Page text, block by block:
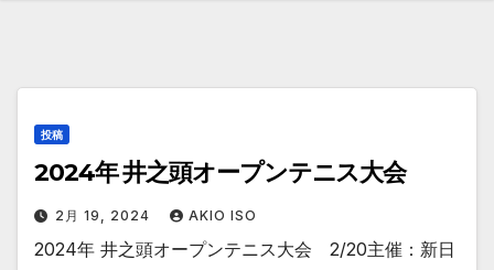
投稿
2024年 井之頭オープンテニス大会
2月 19, 2024 AKIO ISO
2024年 井之頭オープンテニス大会 2/20主催：新日